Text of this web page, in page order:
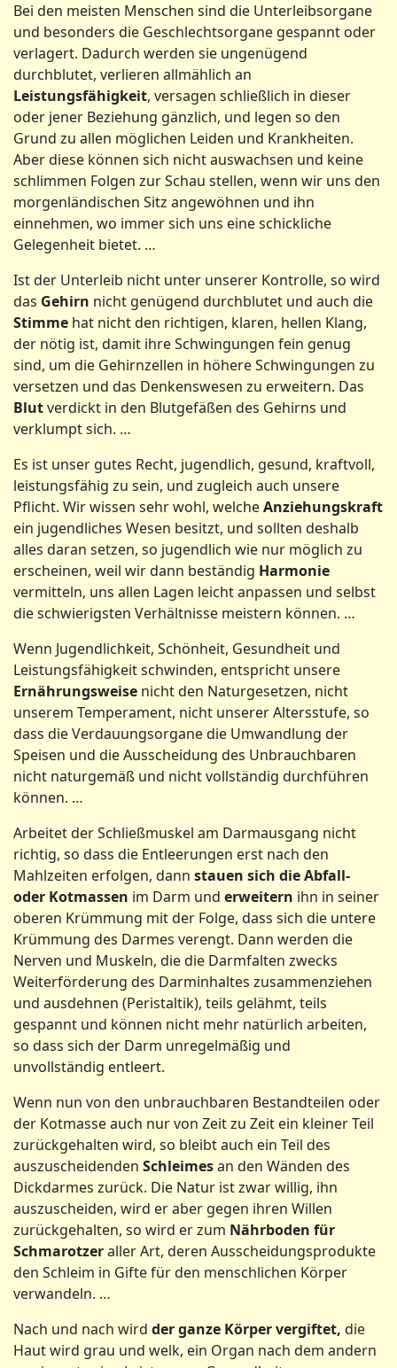
Bei den meisten Menschen sind die Unterleibsorgane
und besonders die Geschlechtsorgane gespannt oder
verlagert. Dadurch werden sie ungenügend
durchblutet, verlieren allmählich an
Leistungsfähigkeit, versagen schließlich in dieser
oder jener Beziehung gänzlich, und legen so den
Grund zu allen möglichen Leiden und Krankheiten.
Aber diese können sich nicht auswachsen und keine
schlimmen Folgen zur Schau stellen, wenn wir uns den
morgenländischen Sitz angewöhnen und ihn
einnehmen, wo immer sich uns eine schickliche
Gelegenheit bietet. …
Ist der Unterleib nicht unter unserer Kontrolle, so wird
das Gehirn nicht genügend durchblutet und auch die
Stimme hat nicht den richtigen, klaren, hellen Klang,
der nötig ist, damit ihre Schwingungen fein genug
sind, um die Gehirnzellen in höhere Schwingungen zu
versetzen und das Denkenswesen zu erweitern. Das
Blutverdickt in den Blutgefäßen des Gehirns und
verklumpt sich. …
Es ist unser gutes Recht, jugendlich, gesund, kraftvoll,
leistungsfähig zu sein, und zugleich auch unsere
Pflicht. Wir wissen sehr wohl, welcheAnziehungskraft
ein jugendliches Wesen besitzt, und sollten deshalb
alles daran setzen, so jugendlich wie nur möglich zu
erscheinen, weil wir dann beständig Harmonie
vermitteln, uns allen Lagen leicht anpassen und selbst
die schwierigsten Verhältnisse meistern können. …
Wenn Jugendlichkeit, Schönheit, Gesundheit und
Leistungsfähigkeit schwinden, entspricht unsere
Ernährungsweise nicht den Naturgesetzen, nicht
unserem Temperament, nicht unserer Altersstufe, so
dass die Verdauungsorgane die Umwandlung der
Speisen und die Ausscheidung des Unbrauchbaren
nicht naturgemäß und nicht vollständig durchführen
können. …
Arbeitet der Schließmuskel am Darmausgang nicht
richtig, so dass die Entleerungen erst nach den
Mahlzeiten erfolgen, dann stauen sich die Abfall-
oder Kotmassen im Darm und erweitern ihn in seiner
oberen Krümmung mit der Folge, dass sich die untere
Krümmung des Darmes verengt. Dann werden die
Nerven und Muskeln, die die Darmfalten zwecks
Weiterförderung des Darminhaltes zusammenziehen
und ausdehnen (Peristaltik), teils gelähmt, teils
gespannt und können nicht mehr natürlich arbeiten,
so dass sich der Darm unregelmäßig und
unvollständig entleert.
Wenn nun von den unbrauchbaren Bestandteilen oder
der Kotmasse auch nur von Zeit zu Zeit ein kleiner Teil
zurückgehalten wird, so bleibt auch ein Teil des
auszuscheidenden Schleimesan den Wänden des
Dickdarmes zurück. Die Natur ist zwar willig, ihn
auszuscheiden, wird er aber gegen ihren Willen
zurückgehalten, so wird er zum Nährboden für
Schmarotzeraller Art, deren Ausscheidungsprodukte
den Schleim in Gifte für den menschlichen Körper
verwandeln. …
Nach und nach wird der ganze Körper vergiftet, die
Haut wird grau und welk, ein Organ nach dem andern